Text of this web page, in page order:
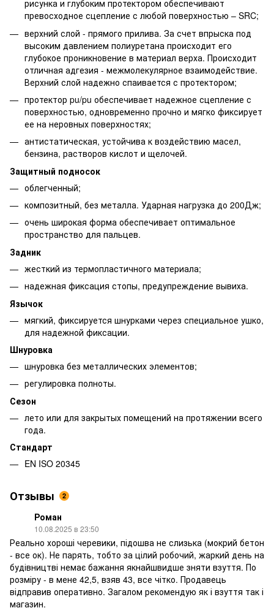
рисунка и глубоким протектором обеспечивают
превосходное сцепление с любой поверхностью – SRC;
верхний слой - прямого прилива. За счет впрыска под
высоким давлением полиуретана происходит его
глубокое проникновение в материал верха. Происходит
отличная адгезия - межмолекулярное взаимодействие.
Верхний слой надежно спаивается с протектором;
протектор pu/pu обеспечивает надежное сцепление с
поверхностью, одновременно прочно и мягко фиксирует
ее на неровных поверхностях;
антистатическая, устойчива к воздействию масел,
бензина, растворов кислот и щелочей.
Защитный подносок
облегченный;
композитный, без металла. Ударная нагрузка до 200Дж;
очень широкая форма обеспечивает оптимальное
пространство для пальцев.
Задник
жесткий из термопластичного материала;
надежная фиксация стопы, предупреждение вывиха.
Язычок
мягкий, фиксируется шнурками через специальное ушко,
для надежной фиксации.
Шнуровка
шнуровка без металлических элементов;
регулировка полноты.
Сезон
лето или для закрытых помещений на протяжении всего
года.
Стандарт
EN ISO 20345
Отзывы 2
Роман
10.08.2025 в 23:50
Реально хороші черевики, підошва не слизька (мокрий бетон
- все ок). Не парять, тобто за цілий робочий, жаркий день на
будівництві немає бажання якнайшвидше зняти взуття. По
розміру - в мене 42,5, взяв 43, все чітко. Продавець
відправив оперативно. Загалом рекомендую як і взуття так і
магазин.